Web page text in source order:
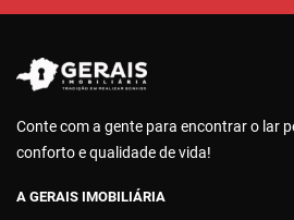
Conte com a gente para encontrar o lar
conforto e qualidade de vida!
A GERAIS IMOBILIÁRIA